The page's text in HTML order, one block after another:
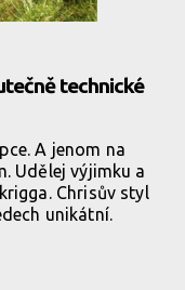
technické
A jenom na
Udělej výjimku a
Chrisův styl
unikátní.